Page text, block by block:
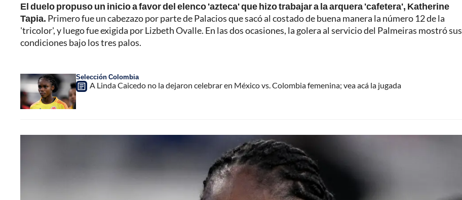
El duelo propuso un inicio a favor del elenco 'azteca' que hizo trabajar a la arquera 'cafetera', Katherine
Tapia. Primero fue un cabezazo por parte de Palacios que sacó al costado de buena manera la número 12 de la
'tricolor', y luego fue exigida por Lizbeth Ovalle. En las dos ocasiones, la golera al servicio del Palmeiras mostró sus
condiciones bajo los tres palos.
Selección Colombia
A Linda Caicedo no la dejaron celebrar en México vs. Colombia femenina; vea acá la jugada